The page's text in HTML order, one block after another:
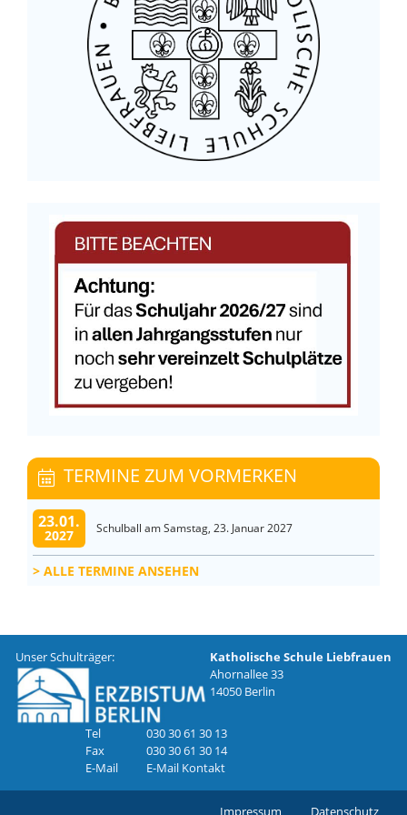
TERMINE ZUM VORMERKEN
23.01.
2027 Schulball am Samstag, 23. Januar 2027
ALLE TERMINE ANSEHEN
Unser Schulträger:
Katholische Schule Liebfrauen
Ahornallee 33
14050 Berlin
Tel
030 30 61 30 13
Fax
030 30 61 30 14
E-Mail
E-Mail Kontakt
Impressum Datenschutz